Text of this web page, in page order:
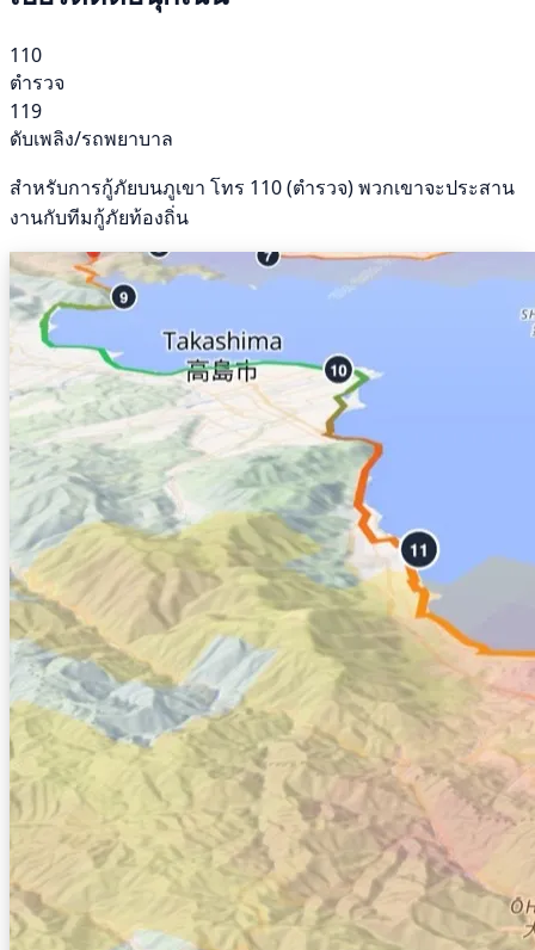
110
ตำรวจ
119
ดับเพลิง/รถพยาบาล
สำหรับการกู้ภัยบนภูเขา โทร 110 (ตำรวจ) พวกเขาจะประสาน
งานกับทีมกู้ภัยท้องถิ่น